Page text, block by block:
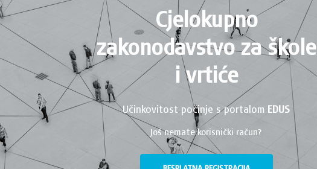
Cjelokupno
zakonodavstvo za škole
i vrtiće
Učinkovitost počinje s portalom EDUS
Još nemate korisnički račun?